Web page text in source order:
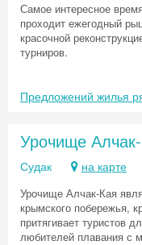
Самое интересное
проходит ежегодный
красочной
турниров.
Предложений жилья
Урочище
Судак на карте
Урочище Алчак-Кая
крымского побережья,
притягивает туристов
любителей плавания с